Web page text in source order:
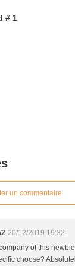
# 1
un commentaire
20/12/2019 19:32
of this
choose?